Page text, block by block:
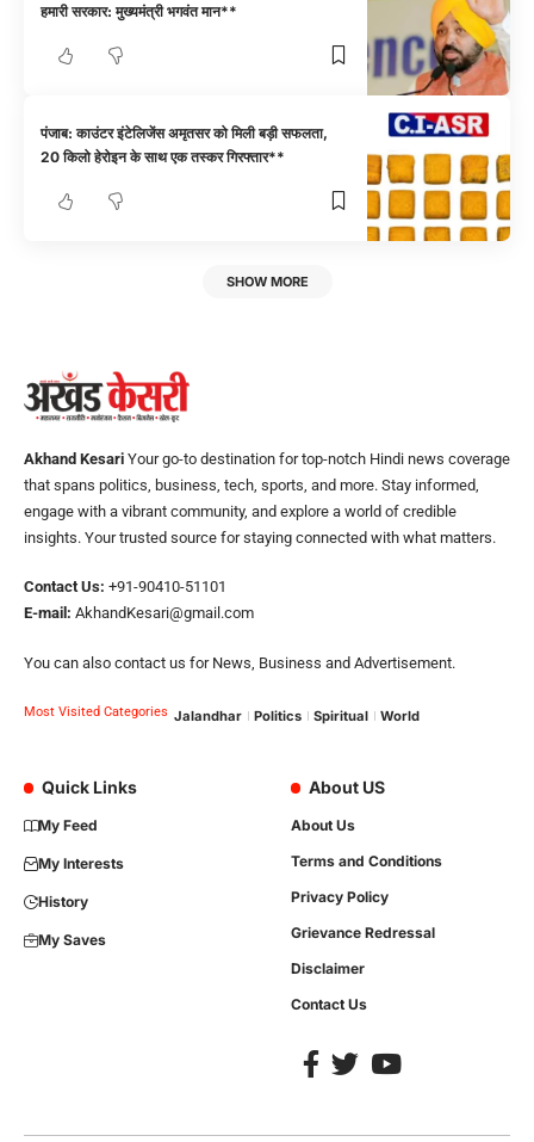
हमारी सरकार: मुख्यमंत्री भगवंत मान**
पंजाब: काउंटर इंटेलिजेंस अमृतसर को मिली बड़ी सफलता,
20 किलो हेरोइन के साथ एक तस्कर गिरफ्तार**
SHOW MORE
Akhand Kesari Your go-to destination for top-notch Hindi news coverage
that spans politics, business, tech, sports, and more. Stay informed,
engage with a vibrant community, and explore a world of credible
insights. Your trusted source for staying connected with what matters.
Contact Us: +91-90410-51101
E-mail: AkhandKesari@gmail.com
You can also contact us for News, Business and Advertisement.
Most Visited Categories Jalandhar Politics Spiritual World
Quick Links
My Feed
My Interests
History
My Saves
About US
About Us
Terms and Conditions
Privacy Policy
Grievance Redressal
Disclaimer
Contact Us